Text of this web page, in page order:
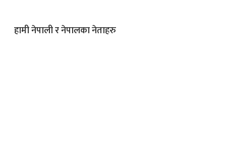
हामी नेपाली र नेपालका नेताहरु